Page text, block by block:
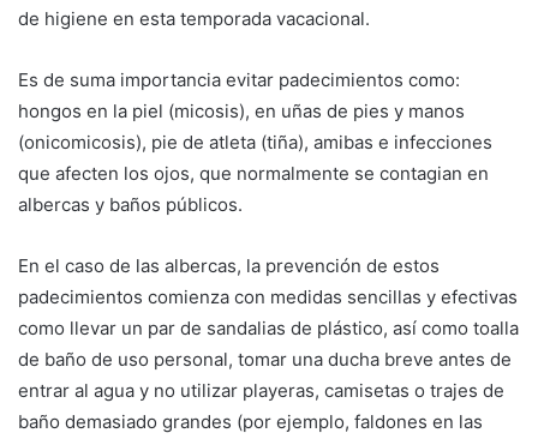
de higiene en esta temporada vacacional.
Es de suma importancia evitar padecimientos como:
hongos en la piel (micosis), en uñas de pies y manos
(onicomicosis), pie de atleta (tiña), amibas e infecciones
que afecten los ojos, que normalmente se contagian en
albercas y baños públicos.
En el caso de las albercas, la prevención de estos
padecimientos comienza con medidas sencillas y efectivas
como llevar un par de sandalias de plástico, así como toalla
de baño de uso personal, tomar una ducha breve antes de
entrar al agua y no utilizar playeras, camisetas o trajes de
baño demasiado grandes (por ejemplo, faldones en las